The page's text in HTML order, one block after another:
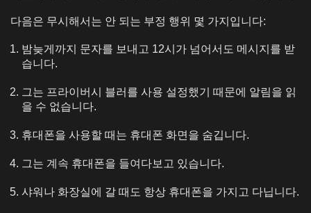
다음은 무시해서는 안 되는 부정 행위 몇 가지입니다:
밤늦게까지 문자를 보내고 12시가 넘어서도 메시지를 받
습니다.
그는 프라이버시 블러를 사용 설정했기 때문에 알림을 읽
을 수 없습니다.
휴대폰을 사용할 때는 휴대폰 화면을 숨깁니다.
그는 계속 휴대폰을 들여다보고 있습니다.
샤워나 화장실에 갈 때도 항상 휴대폰을 가지고 다닙니다.